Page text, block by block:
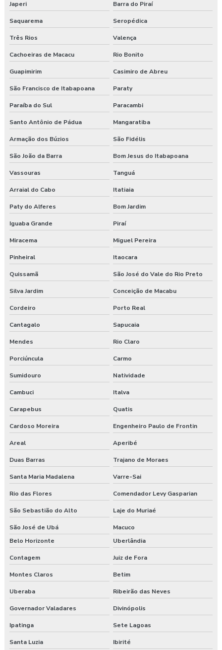
Consultoria e segurança no trabalho
Curso esocial para segurança do trabalho
Curso de nr 17
Curso nr 31
Curso segurança do trabalho
Empresa de consultoria em saúde e segurança do trabalho
Empresa de consultoria segurança do trabalho
Empresa de consultoria técnico de segurança do trabalho
Empresa especializada em segurança do trabalho
Empresa de exame admissional
Empresa de higiene ocupacional
Empresa de medicina no trabalho
Empresa de prestação de serviços de segurança do trabalho
Empresa que faz exame admissional
Empresa que faz pgr
Empresa de saúde e segurança do trabalho
Empresa de segurança do trabalho
Empresa de treinamento segurança do trabalho
Empresas de segurança e saúde do trabalho
Esocial para segurança do trabalho
Esocial segurança do trabalho empresas
Exame admissional guarapuava
Exame admissional em pinhão
Exame admissional preço
Exame admissional em turvo
Exame aso admissional
Exame aso valor
Exame demissional preço
Japeri Barra do Piraí
Saquarema Seropédica
Três Rios Valença
Cachoeiras de Macacu Rio Bonito
Guapimirim Casimiro de Abreu
São Francisco de Itabapoana Paraty
Paraíba do Sul Paracambi
Santo Antônio de Pádua Mangaratiba
Armação dos Búzios São Fidélis
São João da Barra Bom Jesus do Itabapoana
Vassouras Tanguá
Arraial do Cabo Itatiaia
Paty do Alferes Bom Jardim
Iguaba Grande Piraí
Miracema Miguel Pereira
Pinheiral Itaocara
Quissamã São José do Vale do Rio Preto
Silva Jardim Conceição de Macabu
Cordeiro Porto Real
Cantagalo Sapucaia
Mendes Rio Claro
Porciúncula Carmo
Sumidouro Natividade
Cambuci Italva
Carapebus Quatis
Cardoso Moreira Engenheiro Paulo de Frontin
Areal Aperibé
Duas Barras Trajano de Moraes
Santa Maria Madalena Varre-Sai
Rio das Flores Comendador Levy Gasparian
São Sebastião do Alto Laje do Muriaé
São José de Ubá
Macuco
Belo Horizonte
Uberlândia
Contagem Juiz de Fora
Montes Claros Betim
Uberaba Ribeirão das Neves
Governador Valadares Divinópolis
Ipatinga Sete Lagoas
Santa Luzia Ibirité